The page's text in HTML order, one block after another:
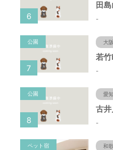
-
6
公園 大
-
7
公園 愛
-
8
ペット宿 和